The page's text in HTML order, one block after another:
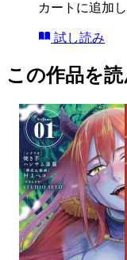
カートに追加
試し読み
この作品を